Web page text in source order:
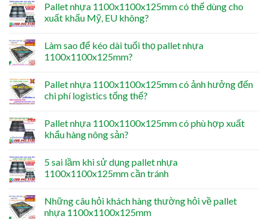
Pallet nhựa 1100x1100x125mm có thể dùng cho
xuất khẩu Mỹ, EU không?
Làm sao để kéo dài tuổi thọ pallet nhựa
1100x1100x125mm?
Pallet nhựa 1100x1100x125mm có ảnh hưởng đến
chi phí logistics tổng thể?
Pallet nhựa 1100x1100x125mm có phù hợp xuất
khẩu hàng nông sản?
5 sai lầm khi sử dụng pallet nhựa
1100x1100x125mm cần tránh
Những câu hỏi khách hàng thường hỏi về pallet
nhựa 1100x1100x125mm